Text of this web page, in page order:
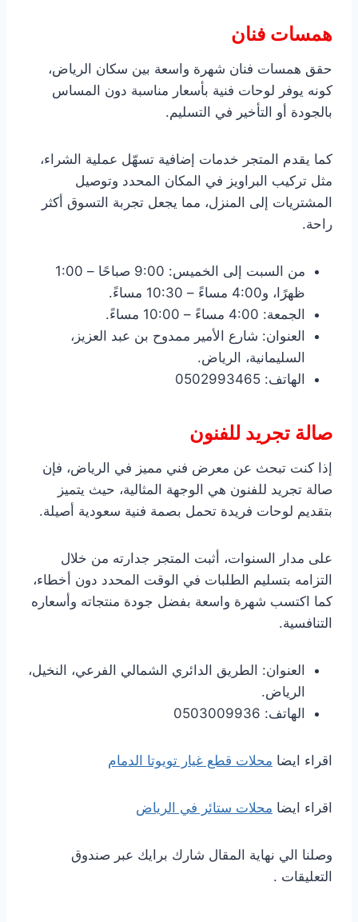
همسات فنان
حقق همسات فنان شهرة واسعة بين سكان الرياض،
كونه يوفر لوحات فنية بأسعار مناسبة دون المساس
بالجودة أو التأخير في التسليم.
كما يقدم المتجر خدمات إضافية تسهّل عملية الشراء،
مثل تركيب البراويز في المكان المحدد وتوصيل
المشتريات إلى المنزل، مما يجعل تجربة التسوق أكثر
راحة.
من السبت إلى الخميس: 9:00 صباحًا – 1:00
ظهرًا، و4:00 مساءً – 10:30 مساءً.
الجمعة: 4:00 مساءً – 10:00 مساءً.
العنوان: شارع الأمير ممدوح بن عبد العزيز،
السليمانية، الرياض.
الهاتف: 0502993465
صالة تجريد للفنون
إذا كنت تبحث عن معرض فني مميز في الرياض، فإن
صالة تجريد للفنون هي الوجهة المثالية، حيث يتميز
بتقديم لوحات فريدة تحمل بصمة فنية سعودية أصيلة.
على مدار السنوات، أثبت المتجر جدارته من خلال
التزامه بتسليم الطلبات في الوقت المحدد دون أخطاء،
كما اكتسب شهرة واسعة بفضل جودة منتجاته وأسعاره
التنافسية.
العنوان: الطريق الدائري الشمالي الفرعي، النخيل،
الرياض.
الهاتف: 0503009936
اقراء ايضا محلات قطع غيار تويوتا الدمام
اقراء ايضا محلات ستائر في الرياض
وصلنا الي نهاية المقال شارك برايك عبر صندوق
التعليقات .